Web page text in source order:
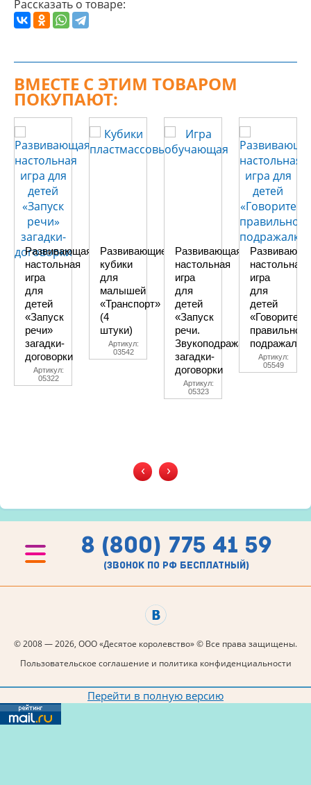
Рассказать о товаре:
ВМЕСТЕ С ЭТИМ ТОВАРОМ
ПОКУПАЮТ:
Развивающая
настольная
игра
для
детей
«Запуск
речи»
загадки-
договорки
Артикул:
05322
Развивающие
кубики
для
малышей
«Транспорт»
(4
штуки)
Артикул:
03542
Развивающая
настольная
игра
для
детей
«Запуск
речи.
Звукоподражалки»
загадки-
договорки
Артикул:
05323
настольная
игра
для
детей
«Говорите
правильно»
подражалки
Артикул:
05549
‹ ›
8 (800) 775 41 59
(звонок по рф бесплатный)
© 2008 — 2026, ООО «Десятое королевство» © Все права защищены.
Пользовательское соглашение и политика конфиденциальности
Перейти в полную версию